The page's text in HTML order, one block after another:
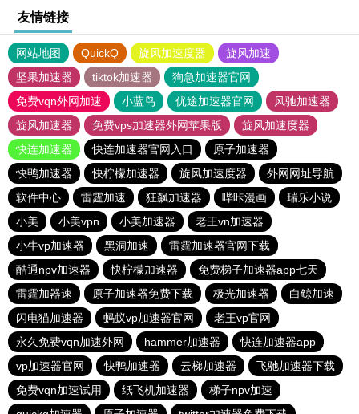
友情链接
网站地图 QuickQ 旋风加速度器
旋风加速
坚果加速器
tiktok加速器
狗急加速器官网
免费vqn外网加速
小蓝鸟 优途加速器官网
风驰加速器
旋风加速器
免费vps加速器外网苹果版
旋风加速度器
快连加速器
快连加速器官网入口
原子加速器
快鸭加速器
快柠檬加速器 旋风加速度器
外网网址导航
软件中心
雷霆加速 狂飙加速器 哔咔漫画
瑞乐小说
小美
小美vpn 小美加速器
老王vn加速器
小牛vp加速器
黑洞加速
雷霆加速器官网下载
酷通npv加速器
快柠檬加速器
免费梯子加速器app七天
雷霆加器速
原子加速器免费下载 极光加速器
白鲸加速
闪电猫加速器
蚂蚁vp加速器官网
老王vp官网
永久免费vqn加速外网
hammer加速器
快连加速器app
vp加速器官网
快鸭加速器 云梯加速器
飞驰加速器下载
免费vqn加速试用
纸飞机加速器
梯子npv加速